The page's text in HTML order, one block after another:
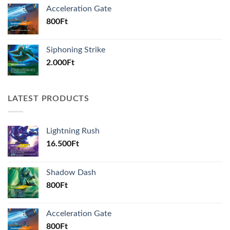
Acceleration Gate
800Ft
Siphoning Strike
2.000Ft
LATEST PRODUCTS
Lightning Rush
16.500Ft
Shadow Dash
800Ft
Acceleration Gate
800Ft